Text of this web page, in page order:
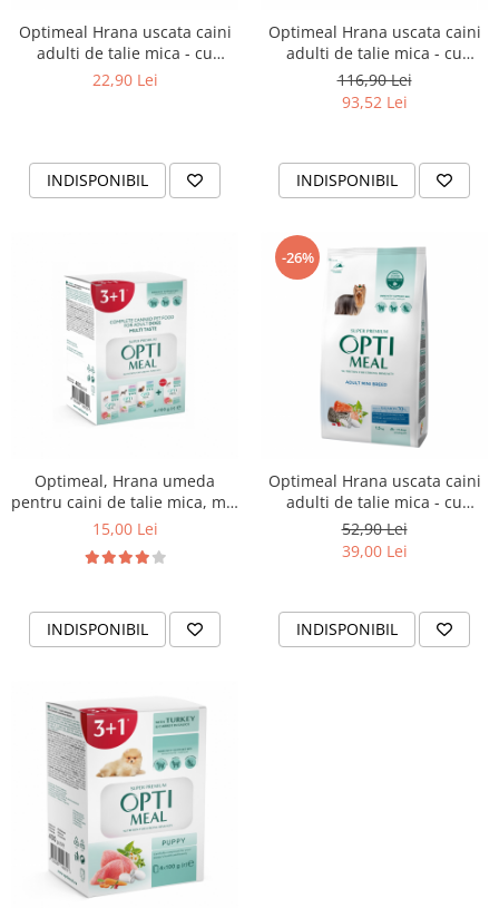
Optimeal Hrana uscata caini
adulti de talie mica - cu
somon 0.7kg
22,90 Lei
INDISPONIBIL
Optimeal Hrana uscata caini
adulti de talie mica - cu
somon 4kg
116,90 Lei
93,52 Lei
INDISPONIBIL
Optimeal, Hrana umeda
pentru caini de talie mica, mix
de arome, 3+1, 400g
15,00 Lei
INDISPONIBIL
-26%
Optimeal Hrana uscata caini
adulti de talie mica - cu
somon, 1.5kg
52,90 Lei
39,00 Lei
INDISPONIBIL